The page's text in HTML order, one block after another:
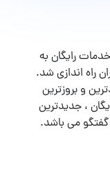
با هدف ارائه خدمات رایگان به
راه اندازی شد.
و بروزترین
، جدیدترین
گفتگو می باشد.